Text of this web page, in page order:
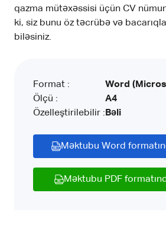
qazma mütəxəssisi üçün CV
ki, siz bunu öz təcrübə və
biləsiniz.
Format :
Ölçü :
Özelleştirilebilir :
Word
A4
Bəli
Məktubu Word
Məktubu PDF